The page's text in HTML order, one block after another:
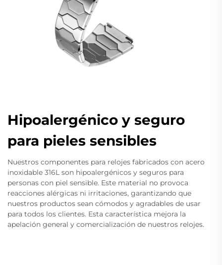
Hipoalergénico y seguro
para pieles sensibles
Nuestros componentes para relojes fabricados con acero
inoxidable 316L son hipoalergénicos y seguros para
personas con piel sensible. Este material no provoca
reacciones alérgicas ni irritaciones, garantizando que
nuestros productos sean cómodos y agradables de usar
para todos los clientes. Esta característica mejora la
apelación general y comercialización de nuestros relojes.